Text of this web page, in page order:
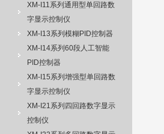
XM-I11系列通用型单回路数
字显示控制仪
XM-I13系列模糊PID控制器
XM-I14系列60段人工智能
PID控制器
XM-I15系列增强型单回路数
字显示控制仪
XM-I21系列四回路数字显示
控制仪